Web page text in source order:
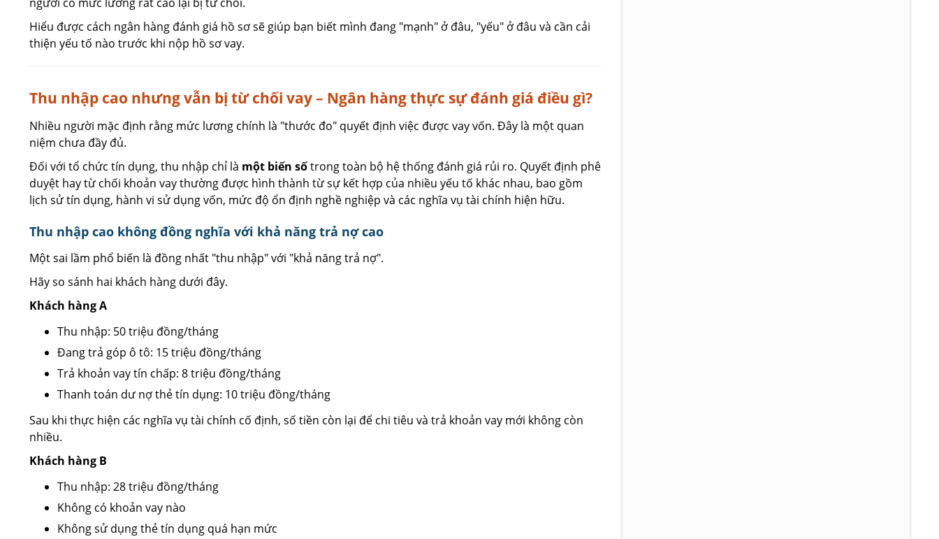
Hiểu được cách ngân hàng đánh giá hồ sơ sẽ giúp bạn biết mình đang "mạnh" ở đâu, "yếu" ở đâu và cần cải
thiện yếu tố nào trước khi nộp hồ sơ vay.
Thu nhập cao nhưng vẫn bị từ chối vay – Ngân hàng thực sự đánh giá điều gì?
Nhiều người mặc định rằng mức lương chính là "thước đo" quyết định việc được vay vốn. Đây là một quan
niệm chưa đầy đủ.
Đối với tổ chức tín dụng, thu nhập chỉ là một biến sốtrong toàn bộ hệ thống đánh giá rủi ro. Quyết định phê
duyệt hay từ chối khoản vay thường được hình thành từ sự kết hợp của nhiều yếu tố khác nhau, bao gồm
lịch sử tín dụng, hành vi sử dụng vốn, mức độ ổn định nghề nghiệp và các nghĩa vụ tài chính hiện hữu.
Thu nhập cao không đồng nghĩa với khả năng trả nợ cao
Một sai lầm phổ biến là đồng nhất "thu nhập" với "khả năng trả nợ".
Hãy so sánh hai khách hàng dưới đây.
Khách hàng A
Thu nhập: 50 triệu đồng/tháng
Đang trả góp ô tô: 15 triệu đồng/tháng
Trả khoản vay tín chấp: 8 triệu đồng/tháng
Thanh toán dư nợ thẻ tín dụng: 10 triệu đồng/tháng
Sau khi thực hiện các nghĩa vụ tài chính cố định, số tiền còn lại để chi tiêu và trả khoản vay mới không còn
nhiều.
Khách hàng B
Thu nhập: 28 triệu đồng/tháng
Không có khoản vay nào
Không sử dụng thẻ tín dụng quá hạn mức